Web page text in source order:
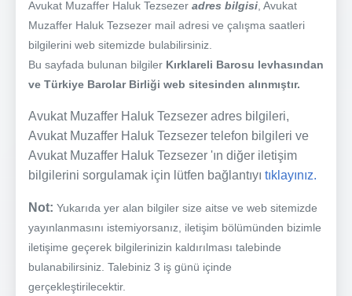
Avukat Muzaffer Haluk Tezsezer adres bilgisi , Avukat
Muzaffer Haluk Tezsezer mail adresi ve çalışma saatleri
bilgilerini web sitemizde bulabilirsiniz.
Bu sayfada bulunan bilgiler Kırklareli Barosu levhasından
ve Türkiye Barolar Birliği web sitesinden alınmıştır.
Avukat Muzaffer Haluk Tezsezer adres bilgileri,
Avukat Muzaffer Haluk Tezsezer telefon bilgileri ve
Avukat Muzaffer Haluk Tezsezer 'ın diğer iletişim
bilgilerini sorgulamak için lütfen bağlantıyı tıklayınız.
Not: Yukarıda yer alan bilgiler size aitse ve web sitemizde
yayınlanmasını istemiyorsanız, iletişim bölümünden bizimle
iletişime geçerek bilgilerinizin kaldırılması talebinde
bulanabilirsiniz. Talebiniz 3 iş günü içinde
gerçekleştirilecektir.